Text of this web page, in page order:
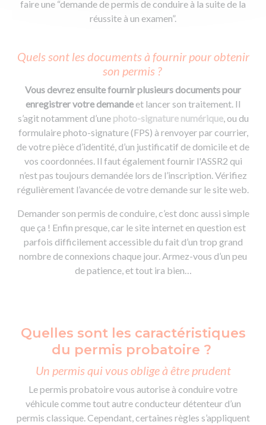
faire une “demande de permis de conduire à la suite de la
réussite à un examen”.
Quels sont les documents à fournir pour obtenir
son permis ?
Vous devrez ensuite fournir plusieurs documents pour
enregistrer votre demandeet lancer son traitement. Il
s’agit notamment d’une photo-signature numérique, ou du
formulaire photo-signature (FPS) à renvoyer par courrier,
de votre pièce d’identité, d’un justificatif de domicile et de
vos coordonnées. Il faut également fournir l'ASSR2 qui
n’est pas toujours demandée lors de l’inscription. Vérifiez
régulièrement l’avancée de votre demande sur le site web.
Demander son permis de conduire, c’est donc aussi simple
que ça ! Enfin presque, car le site internet en question est
parfois difficilement accessible du fait d’un trop grand
nombre de connexions chaque jour. Armez-vous d’un peu
de patience, et tout ira bien…
Quelles sont les caractéristiques
du permis probatoire ?
Un permis qui vous oblige à être prudent
Le permis probatoire vous autorise à conduire votre
véhicule comme tout autre conducteur détenteur d’un
permis classique. Cependant, certaines règles s’appliquent